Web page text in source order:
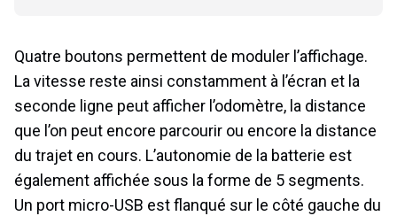
Quatre boutons permettent de moduler l’affichage.
La vitesse reste ainsi constamment à l’écran et la
seconde ligne peut afficher l’odomètre, la distance
que l’on peut encore parcourir ou encore la distance
du trajet en cours. L’autonomie de la batterie est
également affichée sous la forme de 5 segments.
Un port micro-USB est flanqué sur le côté gauche du